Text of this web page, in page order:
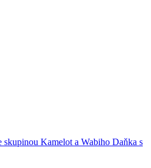
Kamelot a Wabiho Daňka s